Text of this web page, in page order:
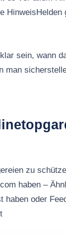
sein, wann
man
zu
haben –
oder